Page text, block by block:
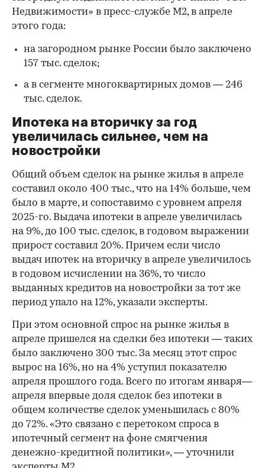
Недвижимости» в пресс-службе М2, в апреле
этого года:
на загородном рынке России было заключено
157 тыс. сделок;
а в сегменте многоквартирных домов — 246
тыс. сделок.
Ипотека на вторичку за год
увеличилась сильнее, чем на
новостройки
Общий объем сделок на рынке жилья в апреле
составил около 400 тыс., что на 14% больше, чем
было в марте, и сопоставимо с уровнем апреля
2025-го. Выдача ипотеки в апреле увеличилась
на 9%, до 100 тыс. сделок, в годовом выражении
прирост составил 20%. Причем если число
выдач ипотек на вторичку в апреле увеличилось
в годовом исчислении на 36%, то число
выданных кредитов на новостройки за тот же
период упало на 12%, указали эксперты.
При этом основной спрос на рынке жилья в
апреле пришелся на сделки без ипотеки — таких
было заключено 300 тыс. За месяц этот спрос
вырос на 16%, но на 4% уступил показателю
апреля прошлого года. Всего по итогам января—
апреля впервые доля сделок без ипотеки в
общем количестве сделок уменьшилась с 80%
до 72%. «Это связано с перетоком спроса в
ипотечный сегмент на фоне смягчения
денежно-кредитной политики», — уточнили